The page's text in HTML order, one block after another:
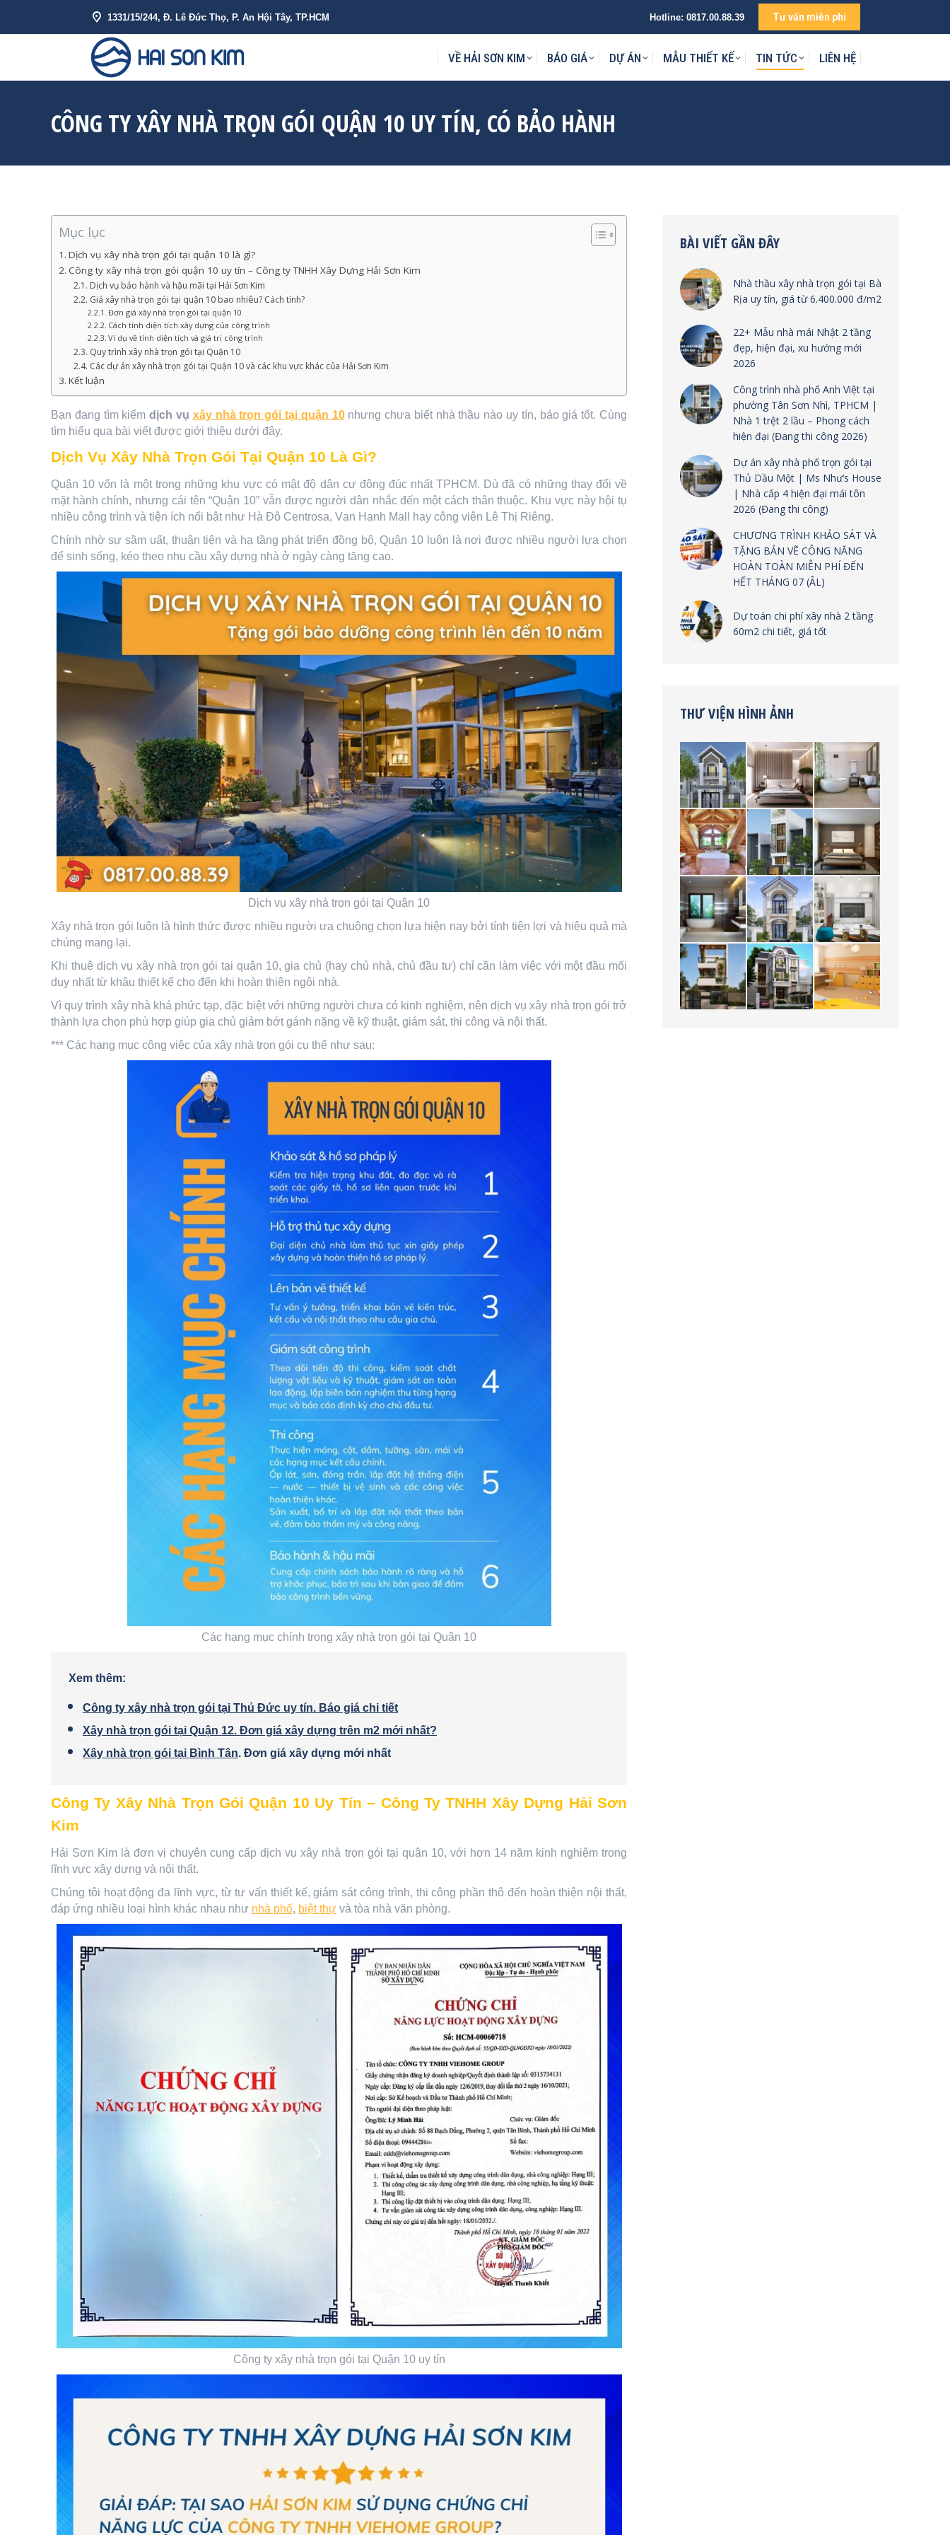
1331/15/244, Đ. Lê Đức Thọ, P. An Hội Tây, TP.HCM Hotline: 0817.00.88.39 Tư vấn miễn phí
VỀ HẢI SƠN KIM BÁO GIÁ DỰ ÁN MẪU THIẾT KẾ TIN TỨC LIÊN HỆ
CÔNG TY XÂY NHÀ TRỌN GÓI QUẬN 10 UY TÍN, CÓ BẢO HÀNH
Mục lục
Dịch vụ xây nhà trọn gói tại quận 10 là gì?
Công ty xây nhà trọn gói quận 10 uy tín – Công ty TNHH Xây Dựng Hải Sơn Kim
Dịch vụ bảo hành và hậu mãi tại Hải Sơn Kim
Giá xây nhà trọn gói tại quận 10 bao nhiêu? Cách tính?
Đơn giá xây nhà trọn gói tại quận 10
Cách tính diện tích xây dựng của công trình
Ví dụ về tính diện tích và giá trị công trình
Quy trình xây nhà trọn gói tại Quận 10
Các dự án xây nhà trọn gói tại Quận 10 và các khu vực khác của Hải Sơn Kim
Kết luận
Bạn đang tìm kiếmdịch vụ xây nhà trọn gói tại quận 10nhưng chưa biết nhà thầu nào uy tín, báo giá tốt. Cùng
tìm hiểu qua bài viết được giới thiệu dưới đây.
Dịch Vụ Xây Nhà Trọn Gói Tại Quận 10 Là Gì?
Quận 10 vốn là một trong những khu vực có mật độ dân cư đông đúc nhất TPHCM. Dù đã có những thay đổi về
mặt hành chính, nhưng cái tên “Quận 10” vẫn được người dân nhắc đến một cách thân thuộc. Khu vực này hội tụ
nhiều công trình và tiện ích nổi bật như Hà Đô Centrosa, Vạn Hạnh Mall hay công viên Lê Thị Riêng.
Chính nhờ sự sầm uất, thuận tiện và hạ tầng phát triển đồng bộ, Quận 10 luôn là nơi được nhiều người lựa chọn
để sinh sống, kéo theo nhu cầu xây dựng nhà ở ngày càng tăng cao.
Dịch vụ xây nhà trọn gói tại Quận 10
Xây nhà trọn gói luôn là hình thức được nhiều người ưa chuộng chọn lựa hiện nay bởi tính tiện lợi và hiệu quả mà
chúng mang lại.
Khi thuê dịch vụ xây nhà trọn gói tại quận 10, gia chủ (hay chủ nhà, chủ đầu tư) chỉ cần làm việc với một đầu mối
duy nhất từ khâu thiết kế cho đến khi hoàn thiện ngôi nhà.
Vì quy trình xây nhà khá phức tạp, đặc biệt với những người chưa có kinh nghiệm, nên dịch vụ xây nhà trọn gói trở
thành lựa chọn phù hợp giúp gia chủ giảm bớt gánh nặng về kỹ thuật, giám sát, thi công và nội thất.
*** Các hạng mục công việc của xây nhà trọn gói cụ thể như sau:
Các hạng mục chính trong xây nhà trọn gói tại Quận 10
Xem thêm:
Công ty xây nhà trọn gói tại Thủ Đức uy tín. Báo giá chi tiết
Xây nhà trọn gói tại Quận 12. Đơn giá xây dựng trên m2 mới nhất?
Xây nhà trọn gói tại Bình Tân. Đơn giá xây dựng mới nhất
Công Ty Xây Nhà Trọn Gói Quận 10 Uy Tín – Công Ty TNHH Xây Dựng Hải Sơn
Kim
Hải Sơn Kim là đơn vị chuyên cung cấp dịch vụ xây nhà trọn gói tại quận 10, với hơn 14 năm kinh nghiệm trong
lĩnh vực xây dựng và nội thất.
Chúng tôi hoạt động đa lĩnh vực, từ tư vấn thiết kế, giám sát công trình, thi công phần thô đến hoàn thiện nội thất,
đáp ứng nhiều loại hình khác nhau như nhà phố, biệt thự và tòa nhà văn phòng.
Công ty xây nhà trọn gói tại Quận 10 uy tín
BÀI VIẾT GẦN ĐÂY
Nhà thầu xây nhà trọn gói tại Bà
Rịa uy tín, giá từ 6.400.000 đ/m2
22+ Mẫu nhà mái Nhật 2 tầng
đẹp, hiện đại, xu hướng mới
2026
Công trình nhà phố Anh Việt tại
phường Tân Sơn Nhì, TPHCM |
Nhà 1 trệt 2 lầu – Phong cách
hiện đại (Đang thi công 2026)
Dự án xây nhà phố trọn gói tại
Thủ Dầu Một | Ms Như’s House
| Nhà cấp 4 hiện đại mái tôn
2026 (Đang thi công)
CHƯƠNG TRÌNH KHẢO SÁT VÀ
TẶNG BẢN VẼ CÔNG NĂNG
HOÀN TOÀN MIỄN PHÍ ĐẾN
HẾT THÁNG 07 (ÂL)
Dự toán chi phí xây nhà 2 tầng
60m2 chi tiết, giá tốt
THƯ VIỆN HÌNH ẢNH
VỀ HẢI SƠN KIM LIÊN HỆ